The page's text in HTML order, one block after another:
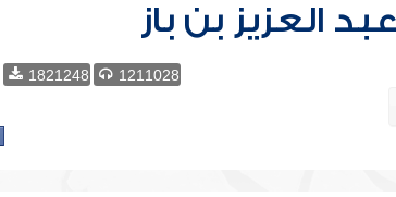
عبد العزيز بن باز
1211028
1821248